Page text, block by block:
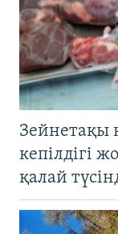
Зейнетақы
кепілдігі
қалай